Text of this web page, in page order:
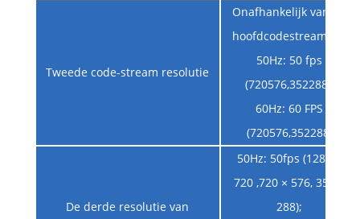
Tweede code-stream resolutie
Onafhankelijk van de
hoofdcodestream set
50Hz: 50 fps
(720576,352288);
60Hz: 60 FPS
(720576,352288)
De derde resolutie van
50Hz: 50fps (1280 ×
720 ,720 × 576, 352 ×
288);